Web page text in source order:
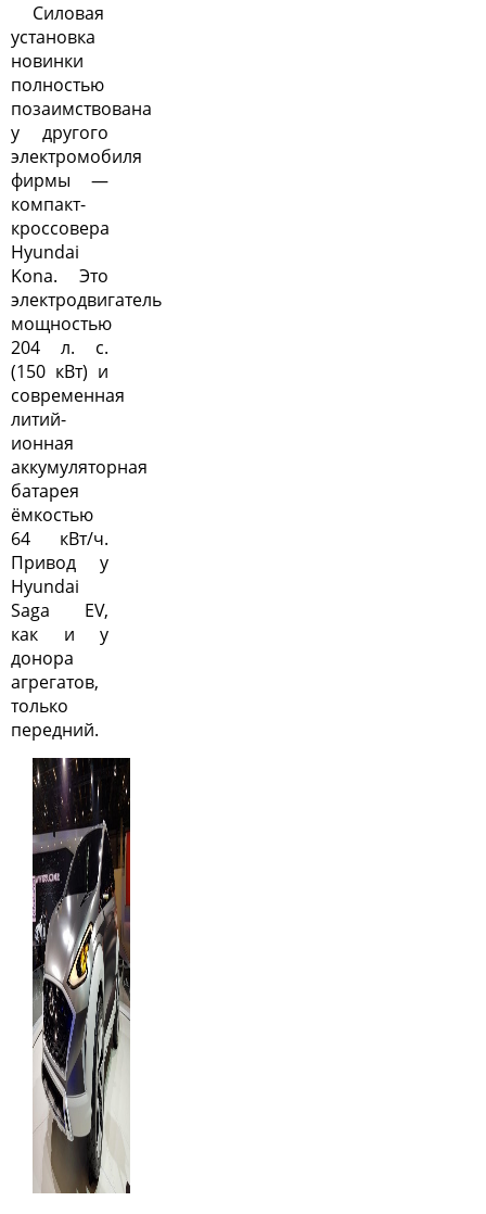
Силовая
установка
новинки
полностью
позаимствована
у другого
электромобиля
фирмы —
компакт-
кроссовера
Hyundai
Kona. Это
электродвигатель
мощностью
204 л. с.
(150 кВт) и
современная
литий-
ионная
аккумуляторная
батарея
ёмкостью
64 кВт/ч.
Привод у
Hyundai
Saga EV,
как и у
донора
агрегатов,
только
передний.